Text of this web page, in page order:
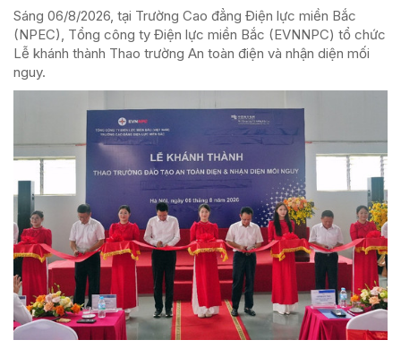
Sáng 06/8/2026, tại Trường Cao đẳng Điện lực miền Bắc
(NPEC), Tổng công ty Điện lực miền Bắc (EVNNPC) tổ chức
Lễ khánh thành Thao trường An toàn điện và nhận diện mối
nguy.